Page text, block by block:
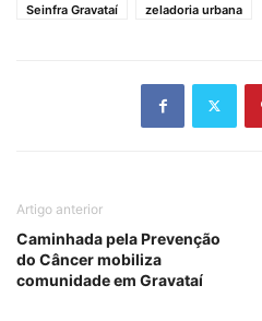
Seinfra Gravataí
zeladoria urbana
Artigo anterior
Caminhada pela Prevenção
do Câncer mobiliza
comunidade em Gravataí